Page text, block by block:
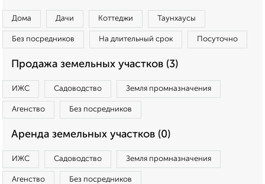
Дома Дачи Коттеджи Таунхаусы
Без посредников На длительный срок Посуточно
Продажа земельных участков (3)
ИЖС Садоводство Земля промназначения
Агенство Без посредников
Аренда земельных участков (0)
ИЖС Садоводство Земля промназначения
Агенство Без посредников